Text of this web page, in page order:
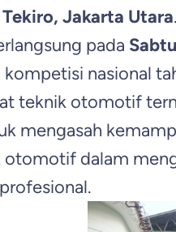
Jakarta Utara.
pada
kompetisi nasional
teknik otomotif
mengasah
otomotif dalam